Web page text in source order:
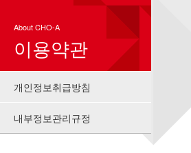
About CHO-A
이용약관
개인정보취급방침
내부정보관리규정